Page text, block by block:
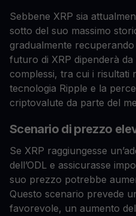
Sebbene XRP sia
sotto del suo massimo
gradualmente
futuro di XRP dipenderà
complessi, tra cui i risultati
tecnologia Ripple e la
criptovalute da parte del
Scenario di prezzo
Se XRP raggiungesse
dell’ODL e assicurasse
suo prezzo potrebbe
Questo scenario prevede
favorevole, un aumento